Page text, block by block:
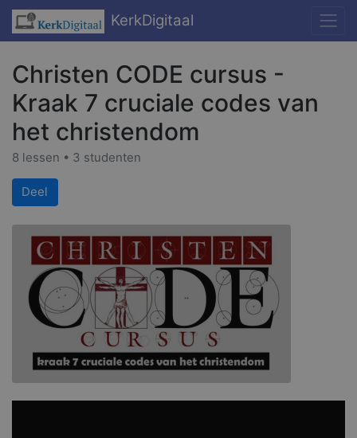
KerkDigitaal
Christen CODE cursus -
Kraak 7 cruciale codes van
het christendom
8 lessen • 3 studenten
Deel